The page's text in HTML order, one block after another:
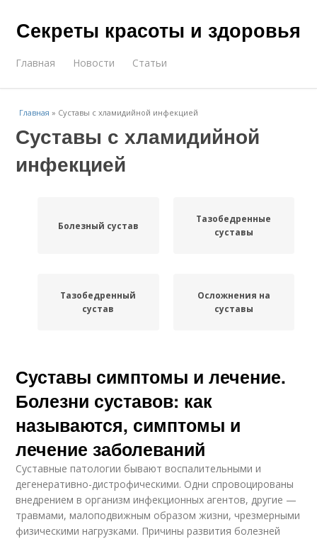
Секреты красоты и здоровья
Главная Новости Статьи
Главная » Суставы с хламидийной инфекцией
Суставы с хламидийной
инфекцией
Болезный сустав
Тазобедренные
суставы
Тазобедренный
сустав
Осложнения на
суставы
Суставы симптомы и лечение.
Болезни суставов: как
называются, симптомы и
лечение заболеваний
Суставные патологии бывают воспалительными и
дегенеративно-дистрофическими. Одни спровоцированы
внедрением в организм инфекционных агентов, другие —
травмами, малоподвижным образом жизни, чрезмерными
физическими нагрузками. Причины развития болезней